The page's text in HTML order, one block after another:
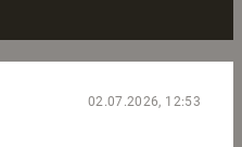
02.07.2026, 12:53